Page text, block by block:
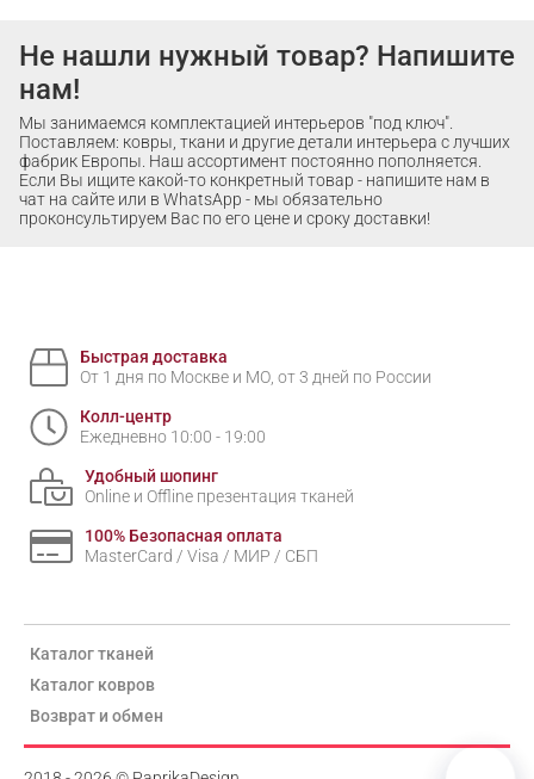
Не нашли нужный товар? Напишите
нам!
Мы занимаемся комплектацией интерьеров "под ключ".
Поставляем: ковры, ткани и другие детали интерьера с лучших
фабрик Европы. Наш ассортимент постоянно пополняется.
Если Вы ищите какой-то конкретный товар - напишите нам в
чат на сайте или в WhatsApp - мы обязательно
проконсультируем Вас по его цене и сроку доставки!
Быстрая доставка
От 1 дня по Москве и МО, от 3 дней по России
Колл-центр
Ежедневно 10:00 - 19:00
Удобный шопинг
Online и Offline презентация тканей
100% Безопасная оплата
MasterCard / Visa / МИР / СБП
Каталог тканей
Каталог ковров
Возврат и обмен